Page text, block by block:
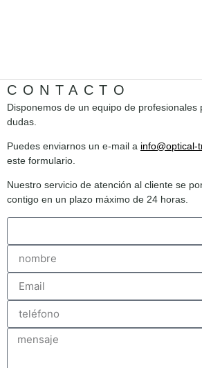
CONTACTO
Disponemos de un equipo de profesionales
dudas.
Puedes enviarnos un e-mail a info@optical-
este formulario.
Nuestro servicio de atención al cliente se
contigo en un plazo máximo de 24 horas.